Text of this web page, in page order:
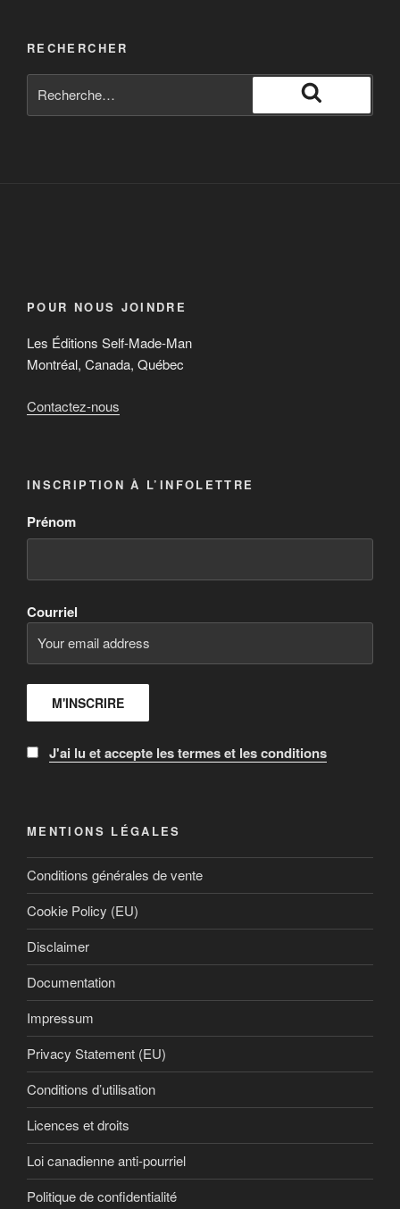
RECHERCHER
POUR NOUS JOINDRE
Les Éditions Self-Made-Man
Montréal, Canada, Québec
Contactez-nous
INSCRIPTION À L’INFOLETTRE
Prénom
Courriel
J'ai lu et accepte les termes et les conditions
MENTIONS LÉGALES
Conditions générales de vente
Cookie Policy (EU)
Disclaimer
Documentation
Impressum
Privacy Statement (EU)
Conditions d’utilisation
Licences et droits
Loi canadienne anti-pourriel
Politique de confidentialité